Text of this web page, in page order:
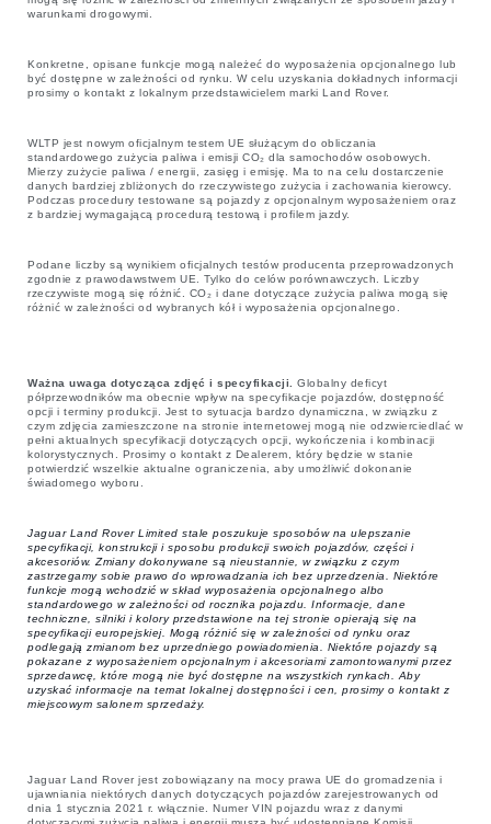
warunkami drogowymi.
Konkretne, opisane funkcje mogą należeć do wyposażenia opcjonalnego lub
być dostępne w zależności od rynku. W celu uzyskania dokładnych informacji
prosimy o kontakt z lokalnym przedstawicielem marki Land Rover.
WLTP jest nowym oficjalnym testem UE służącym do obliczania
standardowego zużycia paliwa i emisji CO₂ dla samochodów osobowych.
Mierzy zużycie paliwa / energii, zasięg i emisję. Ma to na celu dostarczenie
danych bardziej zbliżonych do rzeczywistego zużycia i zachowania kierowcy.
Podczas procedury testowane są pojazdy z opcjonalnym wyposażeniem oraz
z bardziej wymagającą procedurą testową i profilem jazdy.
Podane liczby są wynikiem oficjalnych testów producenta przeprowadzonych
zgodnie z prawodawstwem UE. Tylko do celów porównawczych. Liczby
rzeczywiste mogą się różnić. CO₂ i dane dotyczące zużycia paliwa mogą się
różnić w zależności od wybranych kół i wyposażenia opcjonalnego.
Ważna uwaga dotycząca zdjęć i specyfikacji.
Globalny deficyt
półprzewodników ma obecnie wpływ na specyfikacje pojazdów, dostępność
opcji i terminy produkcji. Jest to sytuacja bardzo dynamiczna, w związku z
czym zdjęcia zamieszczone na stronie internetowej mogą nie odzwierciedlać w
pełni aktualnych specyfikacji dotyczących opcji, wykończenia i kombinacji
kolorystycznych. Prosimy o kontakt z Dealerem, który będzie w stanie
potwierdzić wszelkie aktualne ograniczenia, aby umożliwić dokonanie
świadomego wyboru.
Jaguar Land Rover Limited stale poszukuje sposobów na ulepszanie
specyfikacji, konstrukcji i sposobu produkcji swoich pojazdów, części i
akcesoriów. Zmiany dokonywane są nieustannie, w związku z czym
zastrzegamy sobie prawo do wprowadzania ich bez uprzedzenia. Niektóre
funkcje mogą wchodzić w skład wyposażenia opcjonalnego albo
standardowego w zależności od rocznika pojazdu. Informacje, dane
techniczne, silniki i kolory przedstawione na tej stronie opierają się na
specyfikacji europejskiej. Mogą różnić się w zależności od rynku oraz
podlegają zmianom bez uprzedniego powiadomienia. Niektóre pojazdy są
pokazane z wyposażeniem opcjonalnym i akcesoriami zamontowanymi przez
sprzedawcę, które mogą nie być dostępne na wszystkich rynkach. Aby
uzyskać informacje na temat lokalnej dostępności i cen, prosimy o kontakt z
miejscowym salonem sprzedaży.
Jaguar Land Rover jest zobowiązany na mocy prawa UE do gromadzenia i
ujawniania niektórych danych dotyczących pojazdów zarejestrowanych od
dnia 1 stycznia 2021 r. włącznie. Numer VIN pojazdu wraz z danymi